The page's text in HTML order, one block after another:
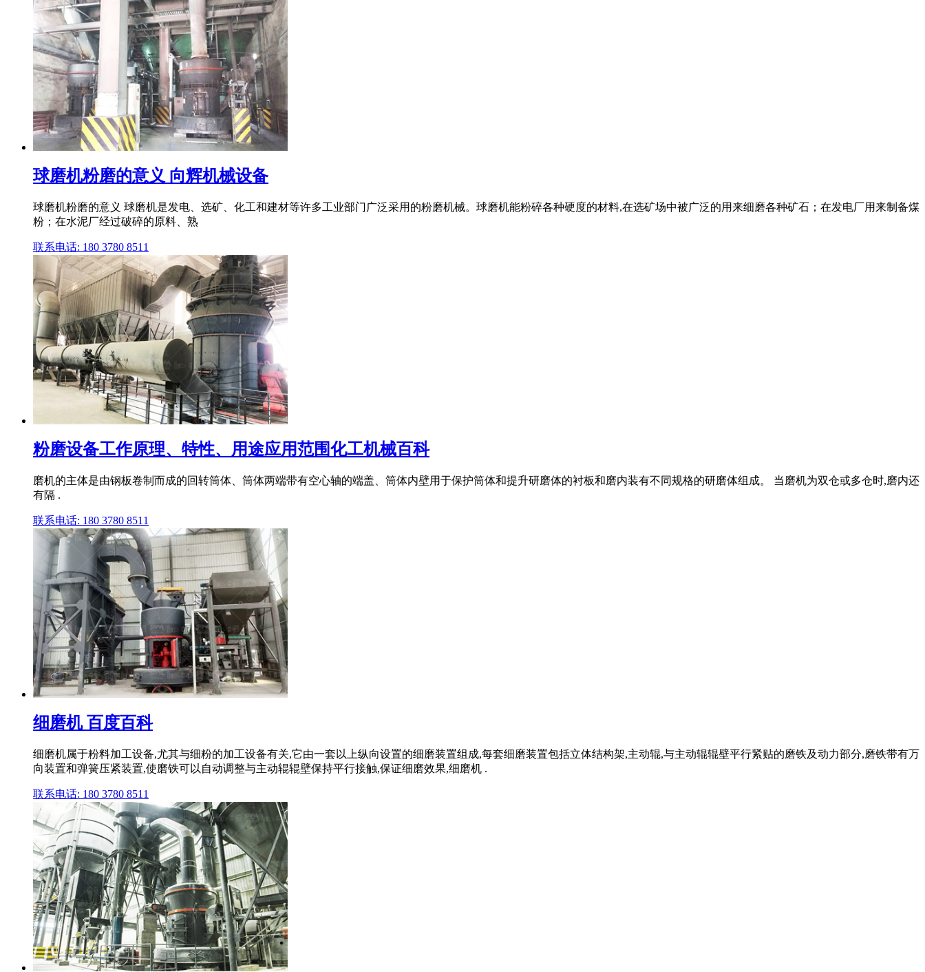
球磨机粉磨的意义 向辉机械设备
球磨机粉磨的意义 球磨机是发电、选矿、化工和建材等许多工业部门广泛采用的粉磨机械。球磨机能粉碎各种硬度的材料,在选矿场中被广泛的用来细磨各种矿石；在发电厂用来制备煤
粉；在水泥厂经过破碎的原料、熟
联系电话: 180 3780 8511
粉磨设备工作原理、特性、用途应用范围化工机械百科
磨机的主体是由钢板卷制而成的回转筒体、筒体两端带有空心轴的端盖、筒体内壁用于保护筒体和提升研磨体的衬板和磨内装有不同规格的研磨体组成。 当磨机为双仓或多仓时,磨内还
有隔 .
联系电话: 180 3780 8511
细磨机 百度百科
细磨机属于粉料加工设备,尤其与细粉的加工设备有关,它由一套以上纵向设置的细磨装置组成,每套细磨装置包括立体结构架,主动辊,与主动辊辊壁平行紧贴的磨铁及动力部分,磨铁带有万
向装置和弹簧压紧装置,使磨铁可以自动调整与主动辊辊壁保持平行接触,保证细磨效果,细磨机 .
联系电话: 180 3780 8511